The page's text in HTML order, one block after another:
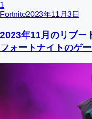
1
Fortnite2023年11月3日
2023年11月のリブー
フォートナイトのゲ